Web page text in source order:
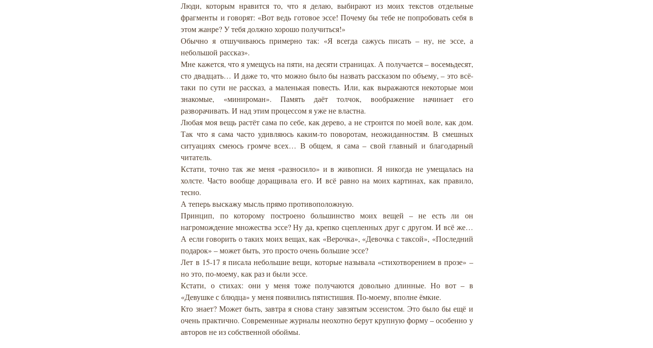
Люди, которым нравится то, что я делаю, выбирают из моих текстов отдельные
фрагменты и говорят: «Вот ведь готовое эссе! Почему бы тебе не попробовать себя в
этом жанре? У тебя должно хорошо получиться!»
Обычно я отшучиваюсь примерно так: «Я всегда сажусь писать – ну, не эссе, а
небольшой рассказ».
Мне кажется, что я умещусь на пяти, на десяти страницах. А получается – восемьдесят,
сто двадцать… И даже то, что можно было бы назвать рассказом по объему, – это всё-
таки по сути не рассказ, а маленькая повесть. Или, как выражаются некоторые мои
знакомые, «минироман». Память даёт толчок, воображение начинает его
разворачивать. И над этим процессом я уже не властна.
Любая моя вещь растёт сама по себе, как дерево, а не строится по моей воле, как дом.
Так что я сама часто удивляюсь каким-то поворотам, неожиданностям. В смешных
ситуациях смеюсь громче всех… В общем, я сама – свой главный и благодарный
читатель.
Кстати, точно так же меня «разносило» и в живописи. Я никогда не умещалась на
холсте. Часто вообще доращивала его. И всё равно на моих картинах, как правило,
тесно.
А теперь выскажу мысль прямо противоположную.
Принцип, по которому построено большинство моих вещей – не есть ли он
нагромождение множества эссе? Ну да, крепко сцепленных друг с другом. И всё же…
А если говорить о таких моих вещах, как «Верочка», «Девочка с таксой», «Последний
подарок» – может быть, это просто очень большие эссе?
Лет в 15-17 я писала небольшие вещи, которые называла «стихотворением в прозе» –
но это, по-моему, как раз и были эссе.
Кстати, о стихах: они у меня тоже получаются довольно длинные. Но вот – в
«Девушке с блюдца» у меня появились пятистишия. По-моему, вполне ёмкие.
Кто знает? Может быть, завтра я снова стану завзятым эссеистом. Это было бы ещё и
очень практично. Современные журналы неохотно берут крупную форму – особенно у
авторов не из собственной обоймы.